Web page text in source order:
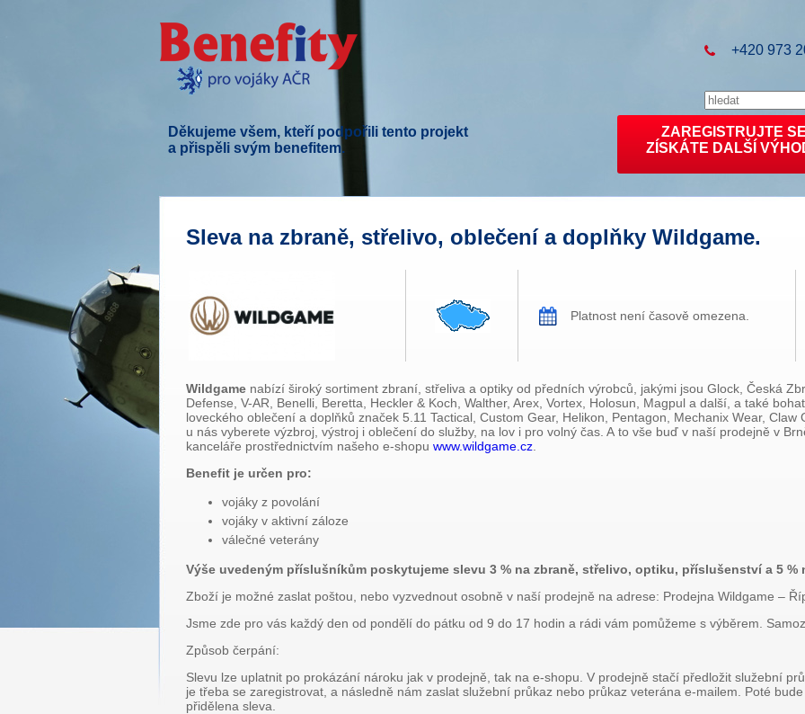
+420 973
ZAREGISTRUJTE SE
ZÍSKÁTE DALŠÍ
Děkujeme všem, kteří podpořili tento projekt
a přispěli svým benefitem.
Sleva na zbraně, střelivo, oblečení a doplňky Wildgame.
Platnost není časově omezena.
Wildgame nabízí široký sortiment zbraní, střeliva a optiky od předních výrobců, jakými jsou Glock, Česká
Defense, V-AR, Benelli, Beretta, Heckler & Koch, Walther, Arex, Vortex, Holosun, Magpul a další, a také
loveckého oblečení a doplňků značek 5.11 Tactical, Custom Gear, Helikon, Pentagon, Mechanix Wear, Claw
u nás vyberete výzbroj, výstroj i oblečení do služby, na lov i pro volný čas. A to vše buď v naší prodejně v
kanceláře prostřednictvím našeho e-shopu www.wildgame.cz
Benefit je určen pro:
vojáky z povolání
vojáky v aktivní záloze
válečné veterány
Výše uvedeným příslušníkům poskytujeme slevu 3 % na zbraně, střelivo, optiku, příslušenství a 5 %
Zboží je možné zaslat poštou, nebo vyzvednout osobně v naší prodejně na adrese: Prodejna Wildgame –
Jsme zde pro vás každý den od pondělí do pátku od 9 do 17 hodin a rádi vám pomůžeme s výběrem.
Způsob čerpání:
Slevu lze uplatnit po prokázání nároku jak v prodejně, tak na e-shopu. V prodejně stačí předložit služební
je třeba se zaregistrovat, a následně nám zaslat služební průkaz nebo průkaz veterána e-mailem. Poté
přidělena sleva.